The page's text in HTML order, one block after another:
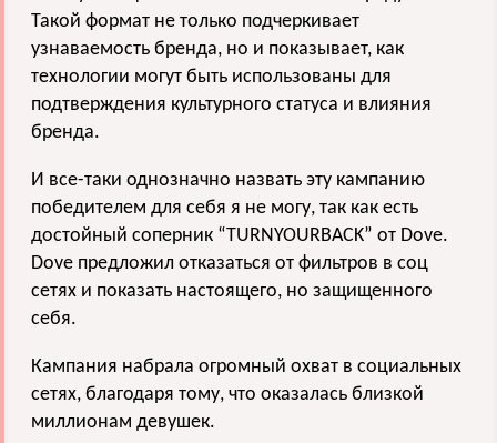
Такой формат не только подчеркивает
узнаваемость бренда, но и показывает, как
технологии могут быть использованы для
подтверждения культурного статуса и влияния
бренда.
И все-таки однозначно назвать эту кампанию
победителем для себя я не могу, так как есть
достойный соперник “TURNYOURBACK” от Dove.
Dove предложил отказаться от фильтров в соц
сетях и показать настоящего, но защищенного
себя.
Кампания набрала огромный охват в социальных
сетях, благодаря тому, что оказалась близкой
миллионам девушек.